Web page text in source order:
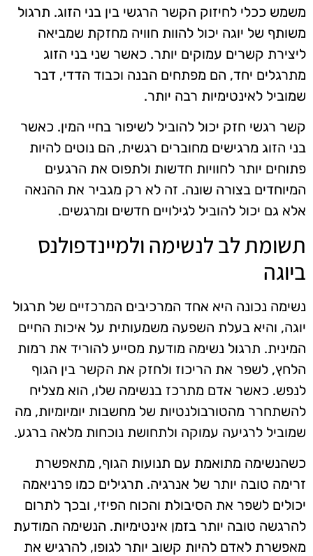
משמש ככלי לחיזוק הקשר הרגשי בין בני הזוג. תרגול
משותף של יוגה יכול להוות חוויה מחזקת שמביאה
ליצירת קשרים עמוקים יותר. כאשר שני בני הזוג
מתרגלים יחד, הם מפתחים הבנה וכבוד הדדי, דבר
שמוביל לאינטימיות רבה יותר.
קשר רגשי חזק יכול להוביל לשיפור בחיי המין. כאשר
בני הזוג מרגישים מחוברים רגשית, הם נוטים להיות
פתוחים יותר לחוויות חדשות ולתפוס את הרגעים
המיוחדים בצורה שונה. זה לא רק מגביר את ההנאה
אלא גם יכול להוביל לגילויים חדשים ומרגשים.
תשומת לב לנשימה ולמיינדפולנס
ביוגה
נשימה נכונה היא אחד המרכיבים המרכזיים של תרגול
יוגה, והיא בעלת השפעה משמעותית על איכות החיים
המינית. תרגול נשימה מודעת מסייע להוריד את רמות
הלחץ, לשפר את הריכוז ולחזק את הקשר בין הגוף
לנפש. כאשר אדם מתרכז בנשימה שלו, הוא מצליח
להשתחרר מהטורבולנטיות של מחשבות יומיומיות, מה
שמוביל לרגיעה עמוקה ולתחושת נוכחות מלאה ברגע.
כשהנשימה מתואמת עם תנועות הגוף, מתאפשרת
זרימה טובה יותר של אנרגיה. תרגילים כמו פרניאמה
יכולים לשפר את הסיבולת והכוח הפיזי, ובכך לתרום
להרגשה טובה יותר בזמן אינטימיות. הנשימה המודעת
מאפשרת לאדם להיות קשוב יותר לגופו, להרגיש את